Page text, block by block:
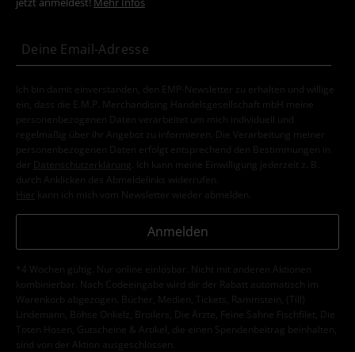
Ich bin damit einverstanden, den EMP-Newsletter zu erhalten und willige
ein, dass die E.M.P. Merchandising Handelsgesellschaft mbH meine
personenbezogenen Daten verarbeitet um mich individuell und
regelmäßig über ihr Angebot zu informieren. Die Verarbeitung meiner
personenbezogenen Daten erfolgt entsprechend den Bestimmungen in
der
Datenschutzerklärung
. Ich kann meine Einwilligung jederzeit z. B.
durch Anklicken des Abmeldelinks widerrufen.
Hier kann ich mich vom Newsletter wieder abmelden.
Anmelden
*4 Wochen gültig. Nur online einlösbar. Nicht mit anderen Aktionen
kombinierbar. Nach Codeeingabe wird dir der Rabatt automatisch im
Warenkorb abgezogen. Bücher, Medien, Tickets, Rammstein, (Till)
Lindemann, Böhse Onkelz, Broilers, Die Ärzte, Feine Sahne Fischfilet, Die
Toten Hosen, Gutscheine & Artikel, die einen Spendenbeitrag beinhalten,
sind von der Aktion ausgeschlossen.